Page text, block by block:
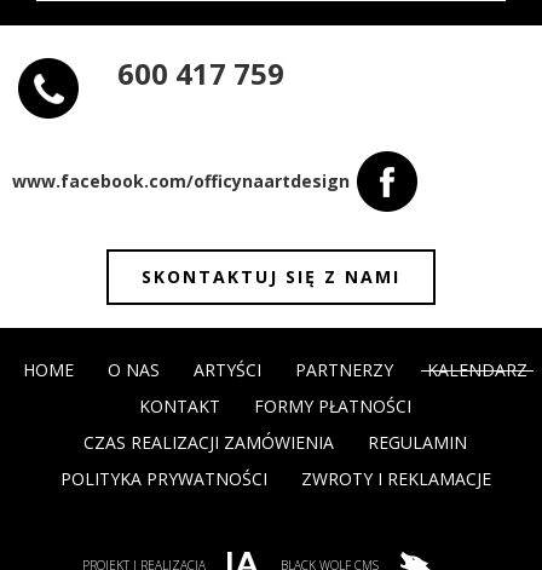
600 417 759
www.facebook.com/officynaartdesign
SKONTAKTUJ SIĘ Z NAMI
HOME O NAS ARTYŚCI PARTNERZY
KALENDARZ
KONTAKT
FORMY PŁATNOŚCI
CZAS REALIZACJI ZAMÓWIENIA
REGULAMIN
POLITYKA PRYWATNOŚCI
ZWROTY I REKLAMACJE
PROJEKT I REALIZACJA BLACK WOLF CMS